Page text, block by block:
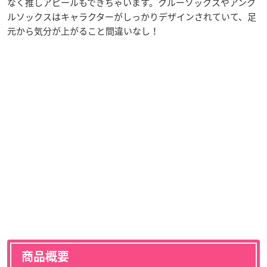
ルソックスはキャラクターがしっかりデザインされていて、足
元から気分が上がること間違いなし！
商品概要